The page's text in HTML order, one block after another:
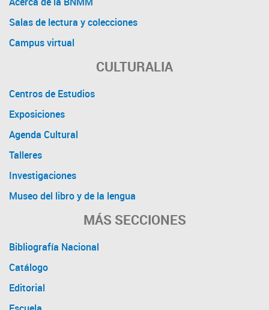
Salas de lectura y colecciones
Campus virtual
CULTURALIA
Centros de Estudios
Exposiciones
Agenda Cultural
Talleres
Investigaciones
Museo del libro y de la lengua
MÁS SECCIONES
Bibliografía Nacional
Catálogo
Editorial